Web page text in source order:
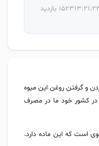
1523 بازدید
و گرفتن روغن این میوه
در کشور خود ما در مصرف
است که این ماده دارد.